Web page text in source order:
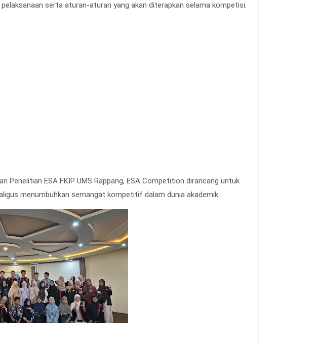
serta aturan-aturan yang akan diterapkan selama kompetisi.
Penelitian ESA FKIP UMS Rappang, ESA Competition dirancang untuk
menumbuhkan semangat kompetitif dalam dunia akademik.